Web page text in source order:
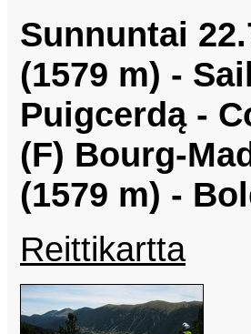
Sunnuntai
(1579 m) -
Puigcerdą -
(F) Bourg-
(1579 m) -
Reittikartta